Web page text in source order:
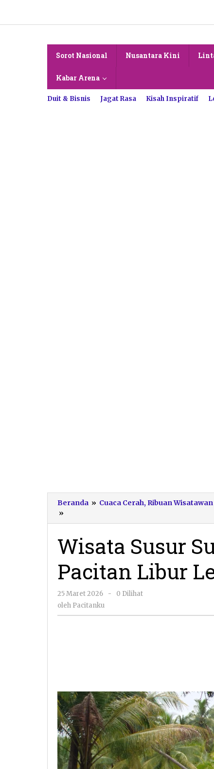
konten
Sorot Nasional Nusantara Kini
Kabar Arena
Duit & Bisnis Jagat Rasa Kisah Inspiratif
Beranda » Cuaca Cerah, Ribuan
»
Susur
Kali
Cokel
Pacitan
Libur
Wisata Susur
Pacitan Libur
25 Maret 2026
oleh
-
0 Dilihat
oleh Pacitanku